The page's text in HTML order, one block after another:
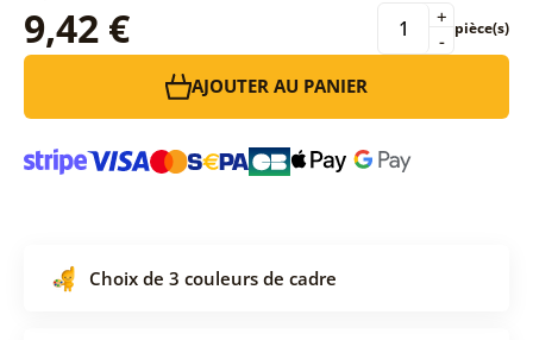
9,42 € -
+ pièce(s)
AJOUTER AU PANIER
Choix de 3 couleurs de cadre